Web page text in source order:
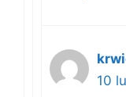
10